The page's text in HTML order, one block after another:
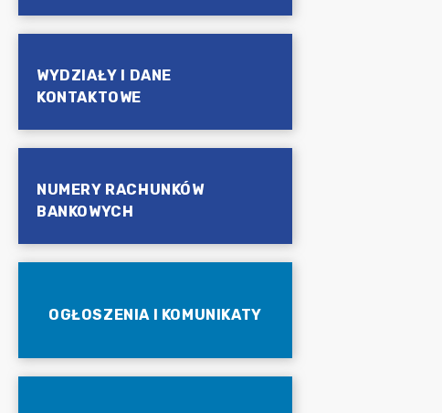
WYDZIAŁY I DANE
KONTAKTOWE
NUMERY RACHUNKÓW
BANKOWYCH
OGŁOSZENIA I KOMUNIKATY